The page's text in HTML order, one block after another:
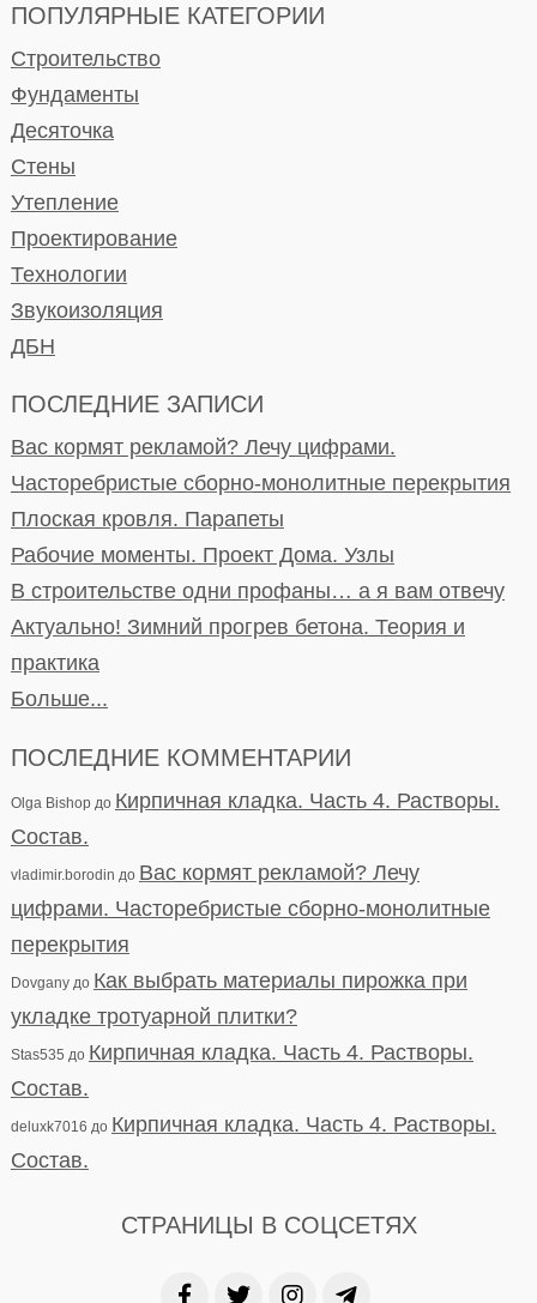
ПОПУЛЯРНЫЕ КАТЕГОРИИ
Строительство
Фундаменты
Десяточка
Стены
Утепление
Проектирование
Технологии
Звукоизоляция
ДБН
ПОСЛЕДНИЕ ЗАПИСИ
Вас кормят рекламой? Лечу цифрами.
Часторебристые сборно-монолитные перекрытия
Плоская кровля. Парапеты
Рабочие моменты. Проект Дома. Узлы
В строительстве одни профаны… а я вам отвечу
Актуально! Зимний прогрев бетона. Теория и
практика
Больше...
ПОСЛЕДНИЕ КОММЕНТАРИИ
Olga Bishopдо Кирпичная кладка. Часть 4. Растворы.
Состав.
vladimir.borodin до Вас кормят рекламой? Лечу
цифрами. Часторебристые сборно-монолитные
перекрытия
Dovganyдо Как выбрать материалы пирожка при
укладке тротуарной плитки?
Stas535 до Кирпичная кладка. Часть 4. Растворы.
Состав.
deluxk7016 до Кирпичная кладка. Часть 4. Растворы.
Состав.
СТРАНИЦЫ В СОЦСЕТЯХ